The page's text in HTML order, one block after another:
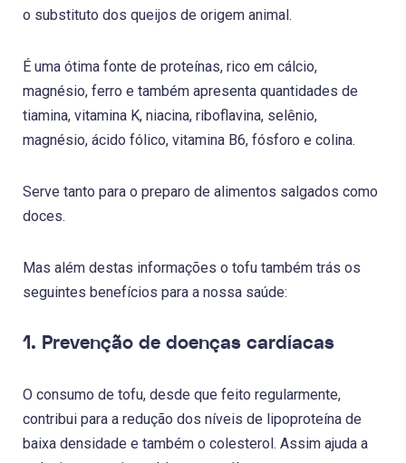
o substituto dos queijos de origem animal.
É uma ótima fonte de proteínas, rico em cálcio,
magnésio, ferro e também apresenta quantidades de
tiamina, vitamina K, niacina, riboflavina, selênio,
magnésio, ácido fólico, vitamina B6, fósforo e colina.
Serve tanto para o preparo de alimentos salgados como
doces.
Mas além destas informações o tofu também trás os
seguintes benefícios para a nossa saúde:
1. Prevenção de doenças cardíacas
O consumo de tofu, desde que feito regularmente,
contribui para a redução dos níveis de lipoproteína de
baixa densidade e também o colesterol. Assim ajuda a